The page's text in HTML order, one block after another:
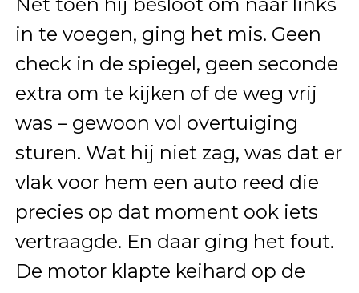
in te voegen, ging het mis. Geen
check in de spiegel, geen seconde
extra om te kijken of de weg vrij
was – gewoon vol overtuiging
sturen. Wat hij niet zag, was dat er
vlak voor hem een auto reed die
precies op dat moment ook iets
vertraagde. En daar ging het fout.
De motor klapte keihard op de